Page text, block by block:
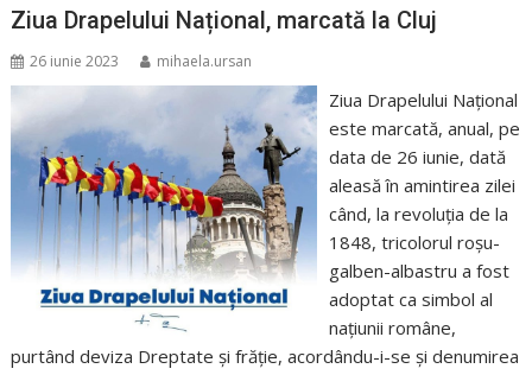
Ziua Drapelului Național, marcată la Cluj
26 iunie 2023 mihaela.ursan
Ziua Drapelului Național
este marcată, anual, pe
data de 26 iunie, dată
aleasă în amintirea zilei
când, la revoluția de la
1848, tricolorul roșu-
galben-albastru a fost
adoptat ca simbol al
națiunii române,
purtând deviza Dreptate şi frăţie, acordându-i-se şi denumirea